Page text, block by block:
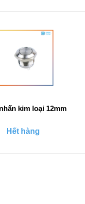
kim loại 12mm
Hết hàng